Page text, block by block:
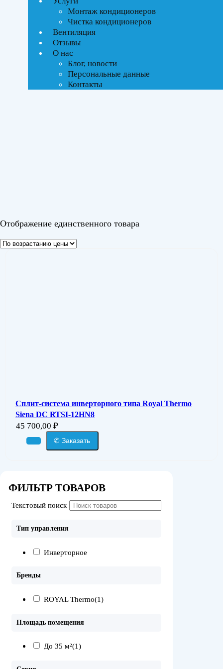
Монтаж кондиционеров
Чистка кондиционеров
Вентиляция
Отзывы
О нас
Блог, новости
Персональные данные
Контакты
Инверторное
ROYAL Thermo(1)
Отображение единственного товара
Сплит-система инверторного типа Royal Thermo
Siena DC RTSI-12HN8
45 700,00 ₽
✆ Заказать
ФИЛЬТР ТОВАРОВ
Текстовый поиск
Тип управления
Инверторное
Бренды
ROYAL Thermo(1)
Площадь помещения
До 35 м²(1)